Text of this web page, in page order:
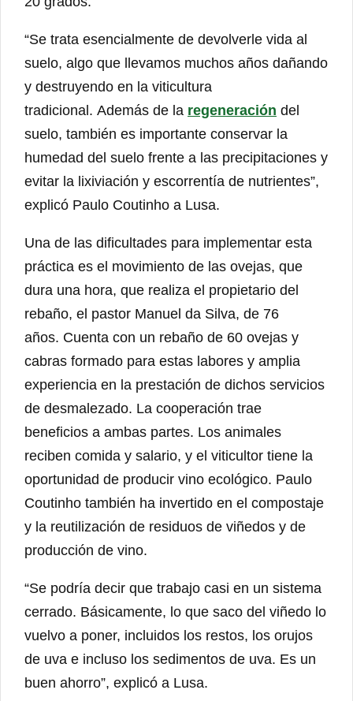
“Se trata esencialmente de devolverle vida al
suelo, algo que llevamos muchos años dañando
y destruyendo en la viticultura
tradicional. Además de la regeneración del
suelo, también es importante conservar la
humedad del suelo frente a las precipitaciones y
evitar la lixiviación y escorrentía de nutrientes”,
explicó Paulo Coutinho a Lusa.
Una de las dificultades para implementar esta
práctica es el movimiento de las ovejas, que
dura una hora, que realiza el propietario del
rebaño, el pastor Manuel da Silva, de 76
años. Cuenta con un rebaño de 60 ovejas y
cabras formado para estas labores y amplia
experiencia en la prestación de dichos servicios
de desmalezado. La cooperación trae
beneficios a ambas partes. Los animales
reciben comida y salario, y el viticultor tiene la
oportunidad de producir vino ecológico. Paulo
Coutinho también ha invertido en el compostaje
y la reutilización de residuos de viñedos y de
producción de vino.
“Se podría decir que trabajo casi en un sistema
cerrado. Básicamente, lo que saco del viñedo lo
vuelvo a poner, incluidos los restos, los orujos
de uva e incluso los sedimentos de uva. Es un
buen ahorro”, explicó a Lusa.